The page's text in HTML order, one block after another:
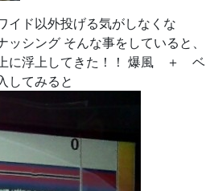
イド以外投げる気がしなくな
シング そんな事をしていると、
上に浮上してきた！！ 爆風 ＋ ベ
てみると